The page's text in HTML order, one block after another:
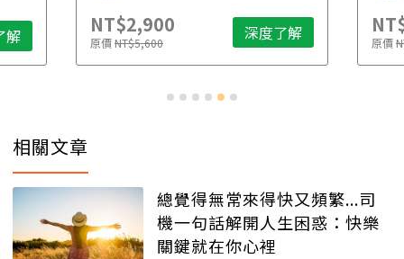
解 NT$2,900
原價NT$5,600 深度了解 原價
相關文章
總覺得無常來得快又頻繁...司
機一句話解開人生困惑：快樂
關鍵就在你心裡